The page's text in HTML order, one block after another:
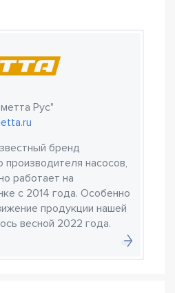
Рус"
бренд
производителя насосов,
работает на
с 2014 года. Особенно
продукции нашей
весной 2022 года.